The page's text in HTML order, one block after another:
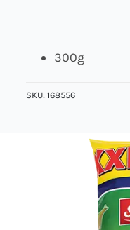
300g
SKU:168556